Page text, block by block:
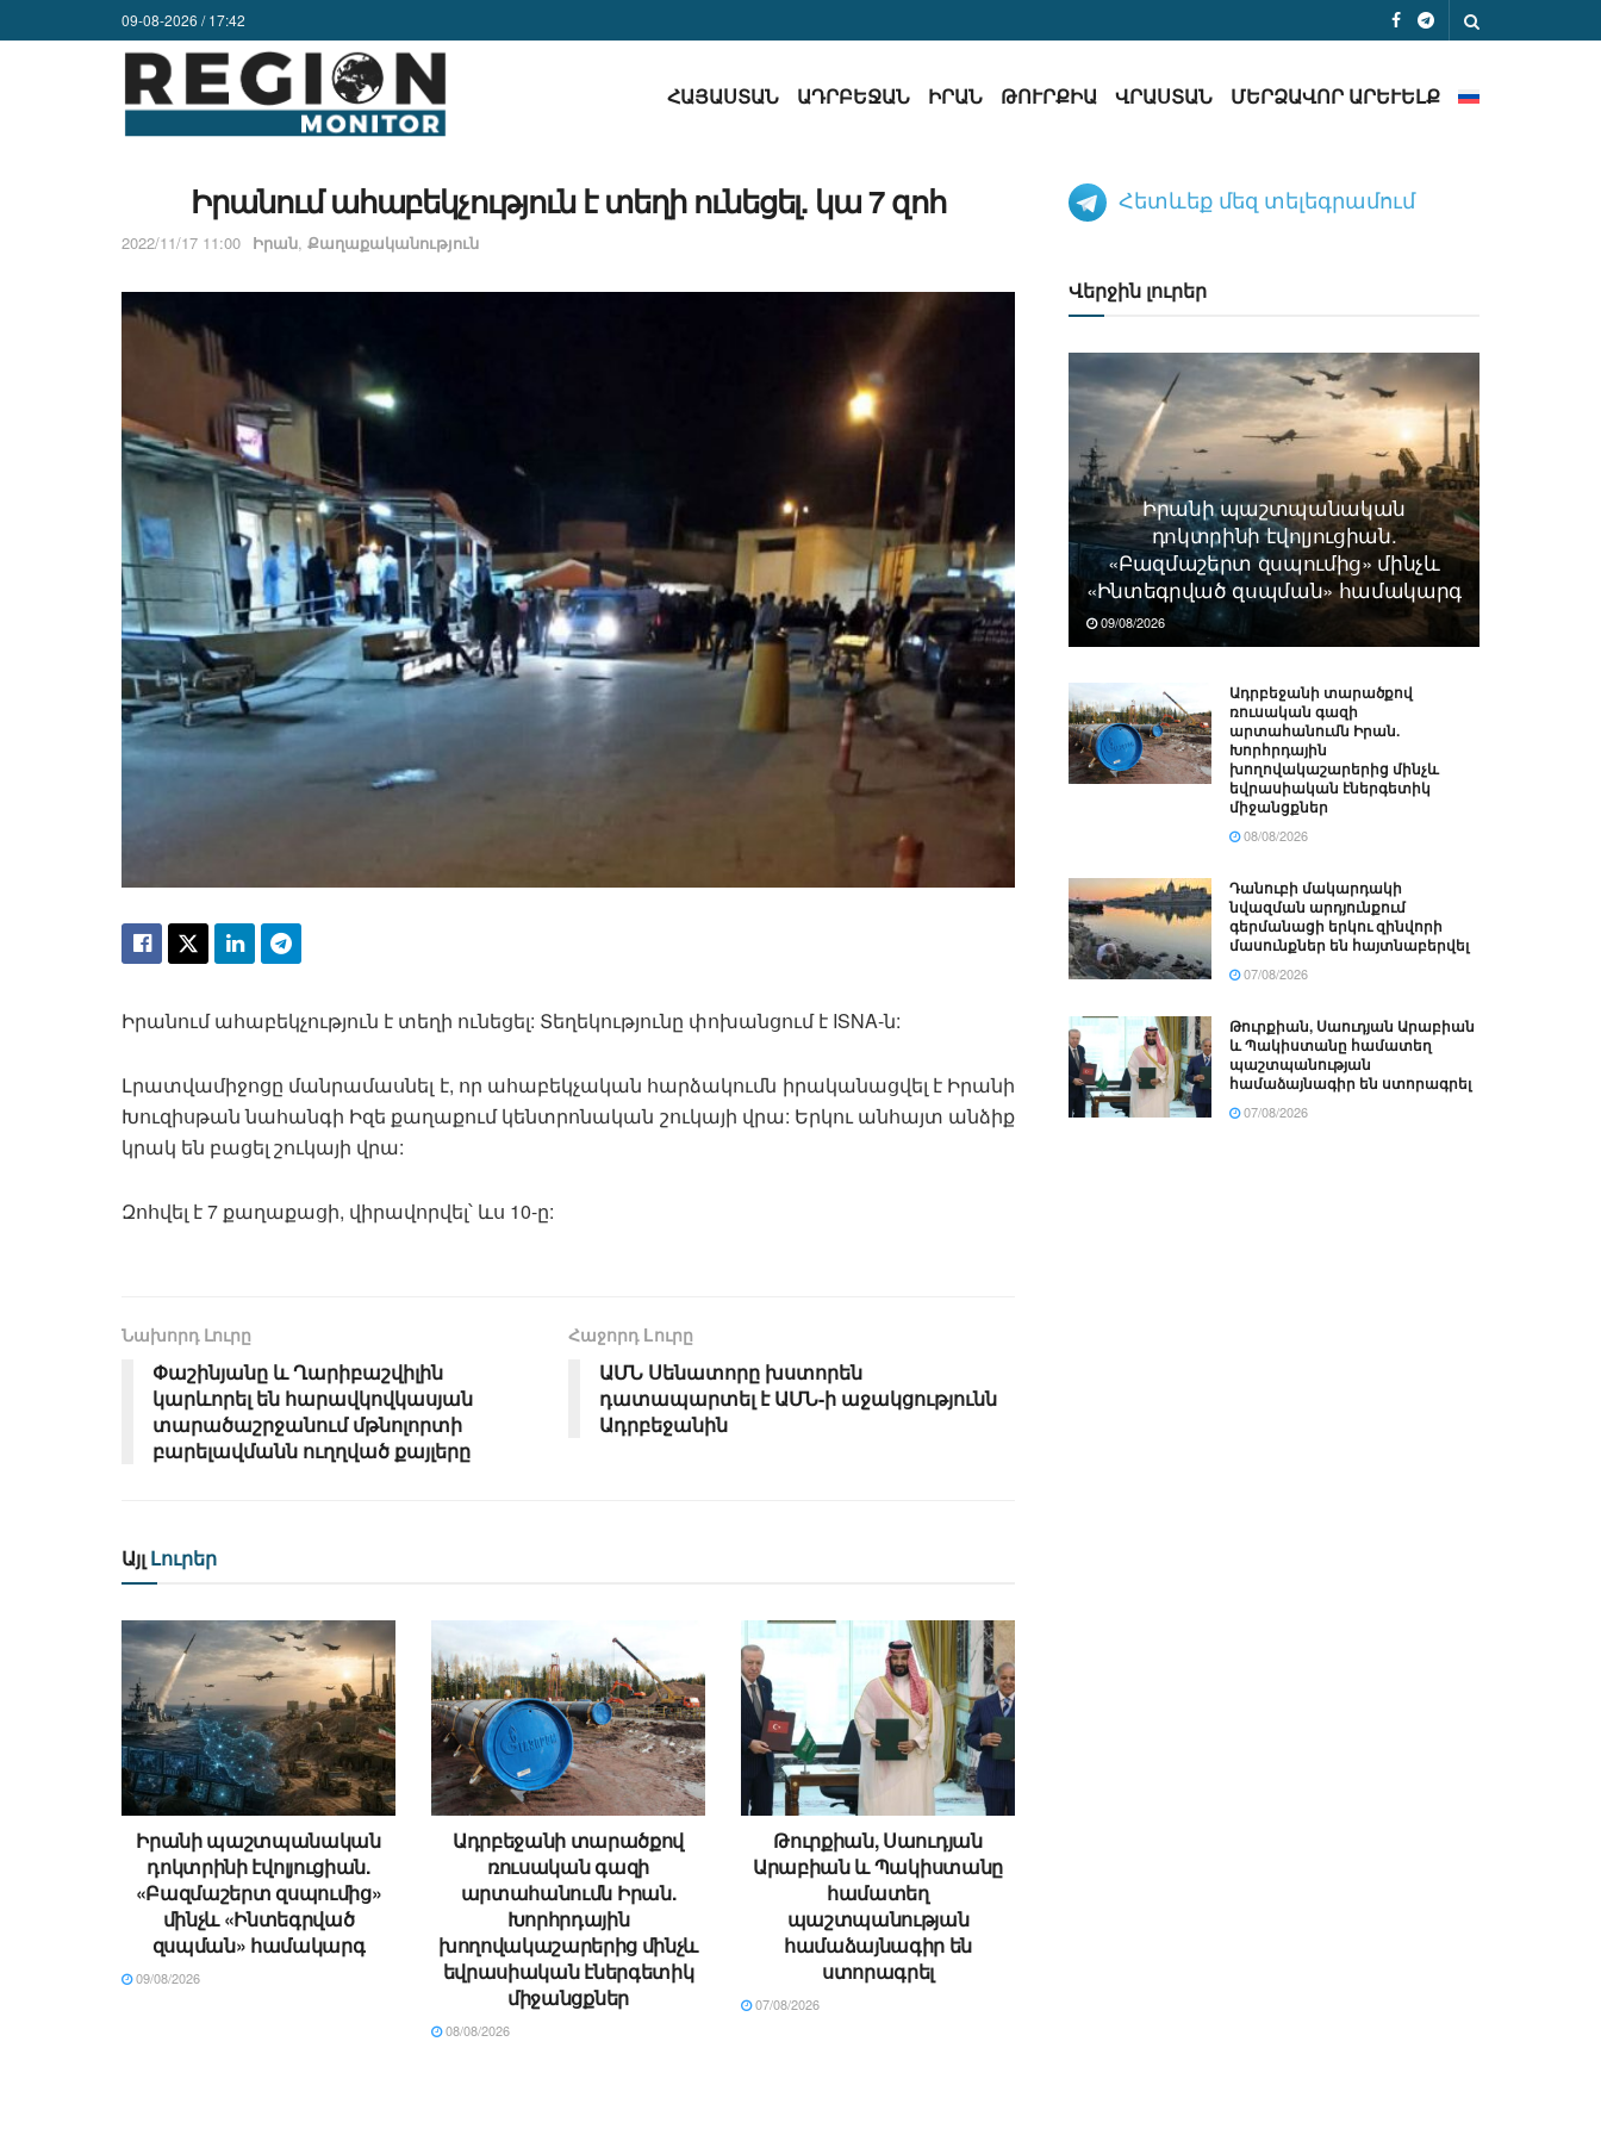
09-08-2026 / 17:42
ՀԱՅԱՍՏԱՆ ԱԴՐԲԵՋԱՆ ԻՐԱՆ ԹՈՒՐՔԻԱ ՎՐԱՍՏԱՆ ՄԵՐՁԱՎՈՐ ԱՐԵՒԵԼՔ
Իրանում ահաբեկչություն է տեղի ունեցել. կա 7 զոհ
2022/11/17 11:00 Իրան, Քաղաքականություն
Իրանում ահաբեկչություն է տեղի ունեցել: Տեղեկությունը փոխանցում է ISNA-ն:
Լրատվամիջոցը մանրամասնել է, որ ահաբեկչական հարձակումն իրականացվել է Իրանի
Խուզիսթան նահանգի Իզե քաղաքում կենտրոնական շուկայի վրա: Երկու անհայտ անձիք
կրակ են բացել շուկայի վրա:
Զոհվել է 7 քաղաքացի, վիրավորվել՝ ևս 10-ը:
Նախորդ Լուրը
Փաշինյանը և Ղարիբաշվիլին
կարևորել են հարավկովկասյան
տարածաշրջանում մթնոլորտի
բարելավմանն ուղղված քայլերը
Հաջորդ Lուրը
ԱՄՆ Սենատորը խստորեն
դատապարտել է ԱՄՆ-ի աջակցությունն
Ադրբեջանին
Այլ Լուրեր
Իրանի պաշտպանական
դոկտրինի էվոլյուցիան.
«Բազմաշերտ զսպումից»
մինչև «Ինտեգրված
զսպման» համակարգ
09/08/2026
Ադրբեջանի տարածքով
ռուսական գազի
արտահանումն Իրան.
Խորհրդային
խողովակաշարերից մինչև
եվրասիական էներգետիկ
միջանցքներ
08/08/2026
Թուրքիան, Սաուդյան
Արաբիան և Պակիստանը
համատեղ
պաշտպանության
համաձայնագիր են
ստորագրել
07/08/2026
Հետևեք մեզ տելեգրամում
Վերջին լուրեր
Իրանի պաշտպանական
դոկտրինի էվոլյուցիան.
«Բազմաշերտ զսպումից» մինչև
«Ինտեգրված զսպման» համակարգ
09/08/2026
Ադրբեջանի տարածքով
ռուսական գազի
արտահանումն Իրան.
Խորհրդային
խողովակաշարերից մինչև
եվրասիական էներգետիկ
միջանցքներ
08/08/2026
Դանուբի մակարդակի
նվազման արդյունքում
գերմանացի երկու զինվորի
մասունքներ են հայտնաբերվել
07/08/2026
Թուրքիան, Սաուդյան Արաբիան
և Պակիստանը համատեղ
պաշտպանության
համաձայնագիր են ստորագրել
07/08/2026